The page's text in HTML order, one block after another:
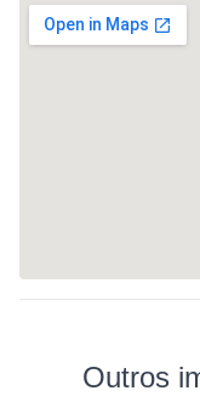
Outros